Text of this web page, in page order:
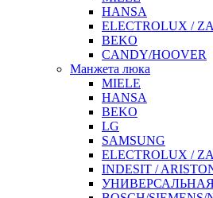
HANSA
ELECTROLUX /
BEKO
CANDY/HOOVER
Манжета люка
MIELE
HANSA
BEKO
LG
SAMSUNG
ELECTROLUX /
INDESIT /